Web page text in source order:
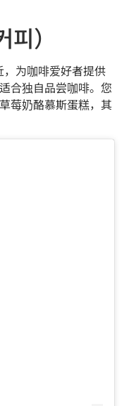
）
为咖啡爱好者提供
合独自品尝咖啡。您
莓奶酪慕斯蛋糕，其